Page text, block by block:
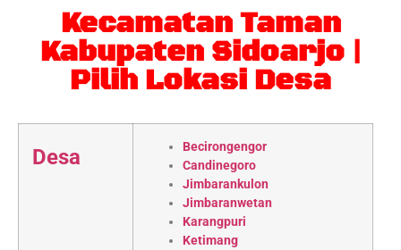
Kecamatan Taman
Kabupaten Sidoarjo |
Pilih Lokasi Desa
Desa
Becirongengor
Candinegoro
Jimbarankulon
Jimbaranwetan
Karangpuri
Ketimang